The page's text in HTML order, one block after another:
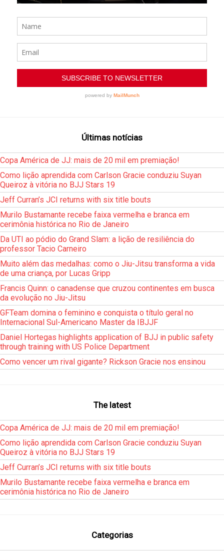
Últimas notícias
Copa América de JJ: mais de 20 mil em premiação!
Como lição aprendida com Carlson Gracie conduziu Suyan
Queiroz à vitória no BJJ Stars 19
Jeff Curran’s JCI returns with six title bouts
Murilo Bustamante recebe faixa vermelha e branca em
cerimônia histórica no Rio de Janeiro
Da UTI ao pódio do Grand Slam: a lição de resiliência do
professor Tacio Carneiro
Muito além das medalhas: como o Jiu-Jitsu transforma a vida
de uma criança, por Lucas Gripp
Francis Quinn: o canadense que cruzou continentes em busca
da evolução no Jiu-Jitsu
GFTeam domina o feminino e conquista o título geral no
Internacional Sul-Americano Master da IBJJF
Daniel Hortegas highlights application of BJJ in public safety
through training with US Police Department
Como vencer um rival gigante? Rickson Gracie nos ensinou
The latest
Copa América de JJ: mais de 20 mil em premiação!
Como lição aprendida com Carlson Gracie conduziu Suyan
Queiroz à vitória no BJJ Stars 19
Jeff Curran’s JCI returns with six title bouts
Murilo Bustamante recebe faixa vermelha e branca em
cerimônia histórica no Rio de Janeiro
Categorias